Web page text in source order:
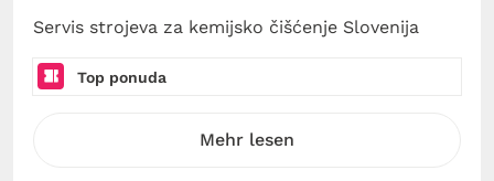
Servis strojeva za kemijsko čišćenje Slovenija
Top ponuda
Mehr lesen